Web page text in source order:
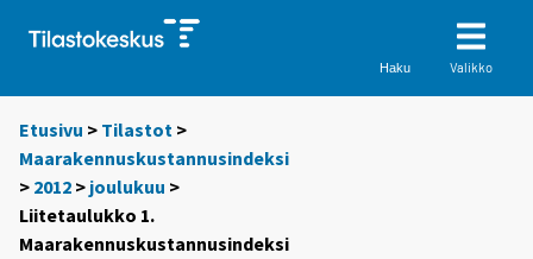
Haku Valikko
Etusivu > Tilastot >
Maarakennuskustannusindeksi
> 2012 > joulukuu >
Liitetaulukko 1.
Maarakennuskustannusindeksi